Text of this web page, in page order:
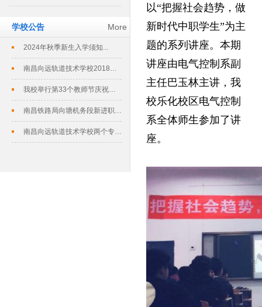
More
学校公告
2024年秋季新生入学须知...
南昌向远轨道技术学校2018春季招生...
我校举行第33个教师节庆祝暨表彰大会...
南昌铁路局向塘机务段新进职工培训班在...
南昌向远轨道技术学校两个专业评定为南...
以“把握社会趋势，做
新时代中职学生”为主
题的系列讲座。本期
讲座由电气控制系副
主任巴玉林主讲，我
校乐化校区电气控制
系全体师生参加了讲
座。